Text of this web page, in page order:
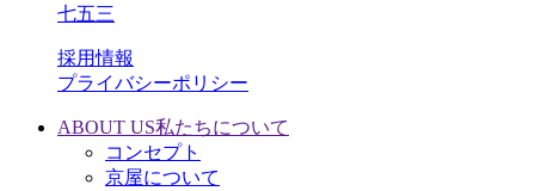
七五三
採用情報
プライバシーポリシー
ABOUT US私たちについて
コンセプト
京屋について